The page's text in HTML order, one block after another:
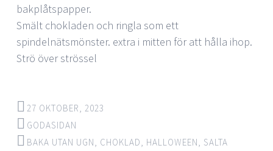
bakplåtspapper.
Smält chokladen och ringla som ett
spindelnätsmönster. extra i mitten för att hålla ihop.
Strö över strössel
27 OKTOBER, 2023
GODASIDAN
BAKA UTAN UGN
CHOKLAD HALLOWEEN
SALTA